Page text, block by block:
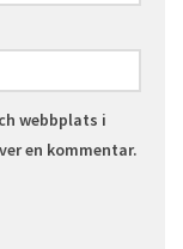
webbplats i
en kommentar.